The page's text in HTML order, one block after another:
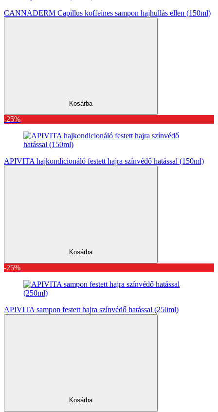
CANNADERM Capillus koffeines sampon hajhullás ellen (150ml)
Kosárba
-25%
APIVITA hajkondicionáló festett hajra színvédő hatással (150ml)
Kosárba
-25%
APIVITA sampon festett hajra színvédő hatással (250ml)
Kosárba